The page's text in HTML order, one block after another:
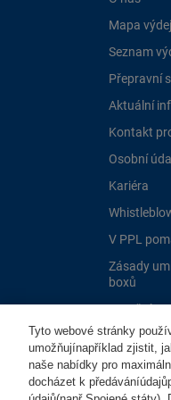
Mapa
Seznam
Přepravní
Aktuální
Kontakt
Osobní
Kariéra
V PPL
Zásady
boxů
Dotační
Tyto webové stránky
umožňujínapříklad zjistit,
naše nabídky pro
docházet k